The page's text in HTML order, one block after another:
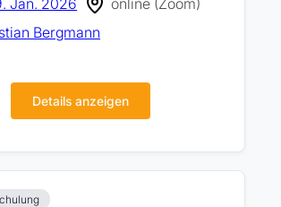
Jan. 2026
online (Zoom)
Bergmann
Details anzeigen